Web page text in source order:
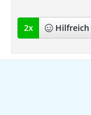
2x Hilfreich